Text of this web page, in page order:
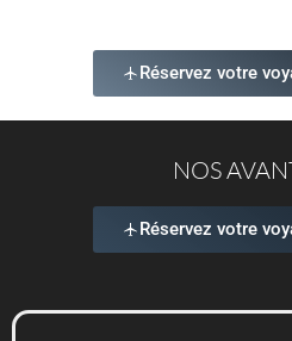
Réservez votre
NOS
Réservez votre